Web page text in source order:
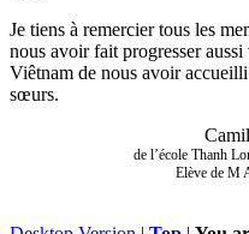
Je tiens à remercier tous les
nous avoir fait progresser
Viêtnam de nous avoir
sœurs.
de l’école Thanh
Elève de M